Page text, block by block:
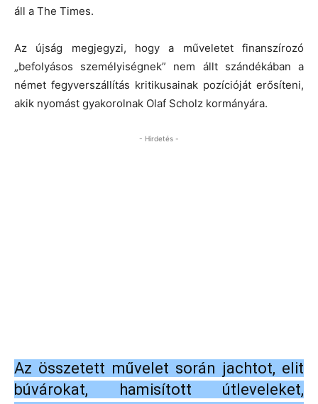
áll a The Times.
Az újság megjegyzi, hogy a műveletet finanszírozó
„befolyásos személyiségnek” nem állt szándékában a
német fegyverszállítás kritikusainak pozícióját erősíteni,
akik nyomást gyakorolnak Olaf Scholz kormányára.
- Hirdetés -
Az összetett művelet során jachtot, elit
búvárokat, hamisított útleveleket,